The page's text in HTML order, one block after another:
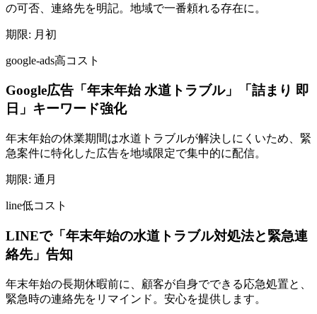
の可否、連絡先を明記。地域で一番頼れる存在に。
期限: 月初
google-ads高コスト
Google広告「年末年始 水道トラブル」「詰まり 即
日」キーワード強化
年末年始の休業期間は水道トラブルが解決しにくいため、緊
急案件に特化した広告を地域限定で集中的に配信。
期限: 通月
line低コスト
LINEで「年末年始の水道トラブル対処法と緊急連
絡先」告知
年末年始の長期休暇前に、顧客が自身でできる応急処置と、
緊急時の連絡先をリマインド。安心を提供します。